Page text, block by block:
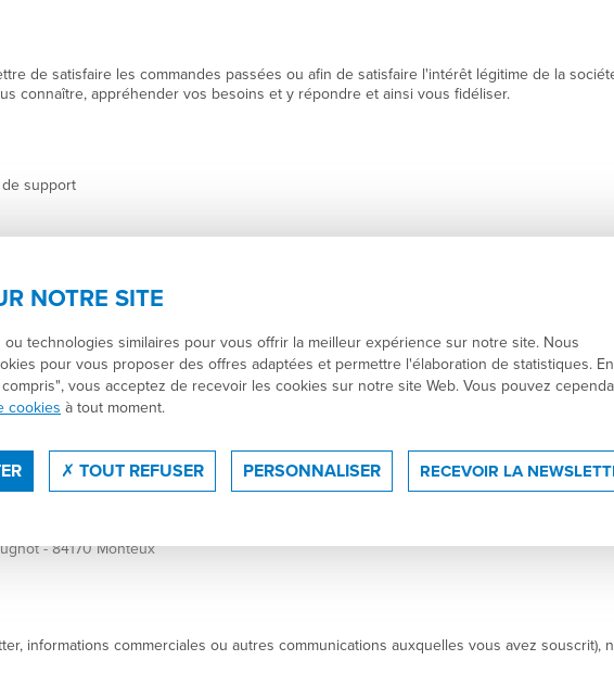
de satisfaire les commandes passées ou afin de satisfaire l'intérêt légitime de la
connaître, appréhender vos besoins et y répondre et ainsi vous fidéliser.
support
:
ces données, afin de répondre à vos besoins ou pour remplir nos obligations
des tiers.
peuvent également faire l'objet d'un traitement en notre nom par des
Ces fonctionnalités utilisent des cookies directement déposés par ces services.
informe de la présence de ces cookies.
qui vous concernent.
- 84170 Monteux
informations commerciales ou autres communications auxquelles vous avez souscrit),
NOTRE SITE
technologies similaires pour vous offrir la meilleur expérience sur notre site. Nous
pour vous proposer des offres adaptées et permettre l'élaboration de statistiques. En
vous acceptez de recevoir les cookies sur notre site Web. Vous pouvez
cookies à tout moment.
TOUT REFUSER PERSONNALISER RECEVOIR LA